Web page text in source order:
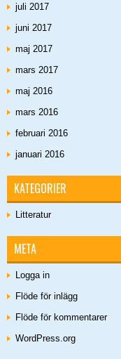
juli 2017
juni 2017
maj 2017
mars 2017
maj 2016
mars 2016
februari 2016
januari 2016
KATEGORIER
Litteratur
META
Logga in
Flöde för inlägg
Flöde för kommentarer
WordPress.org